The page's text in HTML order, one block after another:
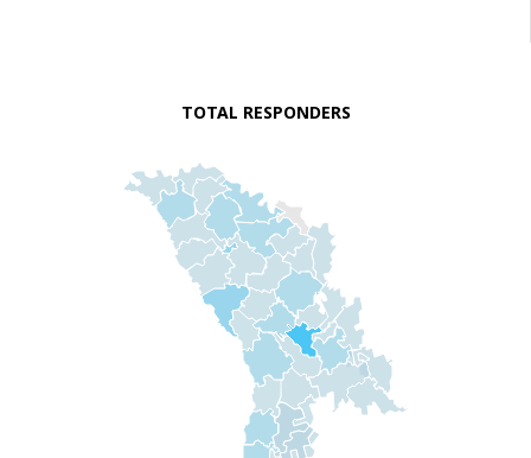
TOTAL RESPONDERS